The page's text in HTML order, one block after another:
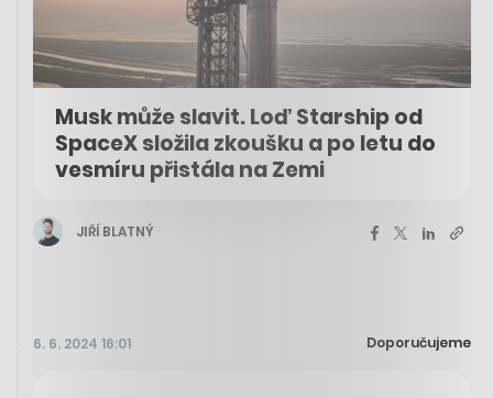
Musk může slavit. Loď Starship od
SpaceX složila zkoušku a po letu do
vesmíru přistála na Zemi
JIŘÍ BLATNÝ
6. 6. 2024 16:01 Doporučujeme